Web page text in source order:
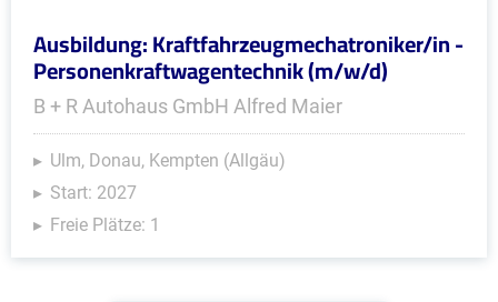
Ausbildung: Kraftfahrzeugmechatroniker/in -
Personenkraftwagentechnik (m/w/d)
B + R Autohaus GmbH Alfred Maier
Ulm, Donau, Kempten (Allgäu)
Start: 2027
Freie Plätze: 1